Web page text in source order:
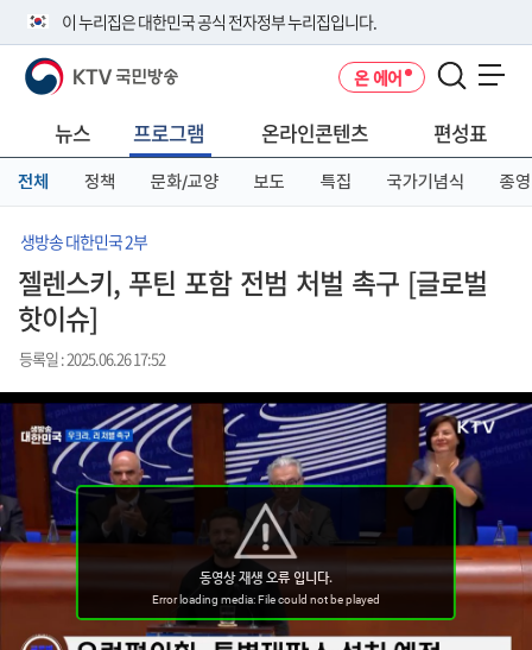
이 누리집은 대한민국 공식 전자정부 누리집입니다.
공식 누리집 주소 확인하기
니다.
이밖에 or.kr 또는 .kr등 다른 도메인 주소를 사용하고 있다면 아래 URL에
서 도메인 주소를 확인해 보세요
KTV 국민방송 온 에어
뉴스 프로그램 온라인콘텐츠 편성표
전체 정책 문화/교양 보도 특집 국가기념식 종영
생방송 대한민국 2부
젤렌스키, 푸틴 포함 전범 처벌 촉구 [글로벌
핫이슈]
등록일 : 2025.06.26 17:52